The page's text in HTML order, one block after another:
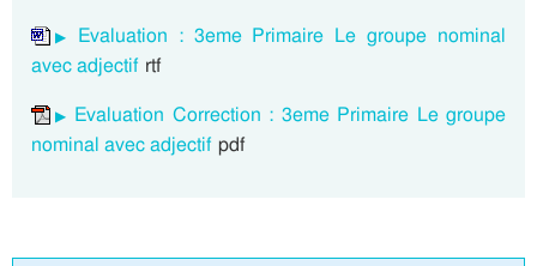
Evaluation : 3eme Primaire Le groupe nominal
avec adjectif rtf
Evaluation Correction : 3eme Primaire Le groupe
nominal avec adjectif pdf